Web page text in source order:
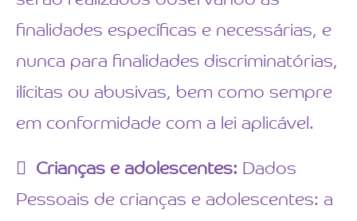
finalidades específicas e necessárias, e
nunca para finalidades discriminatórias,
ilícitas ou abusivas, bem como sempre
em conformidade com a lei aplicável.
Crianças e adolescentes: Dados
Pessoais de crianças e adolescentes: a